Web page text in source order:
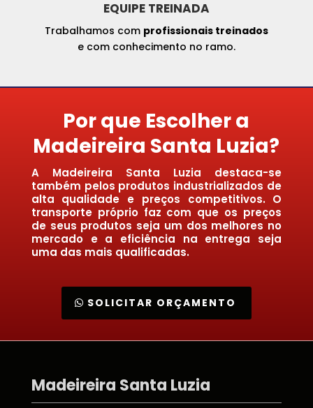
EQUIPE TREINADA
Trabalhamos com profissionais treinados
e com conhecimento no ramo.
Por que Escolher a
Madeireira Santa Luzia?
A Madeireira Santa Luzia destaca-se
também pelos produtos industrializados de
alta qualidade e preços competitivos. O
transporte próprio faz com que os preços
de seus produtos seja um dos melhores no
mercado e a eficiência na entrega seja
uma das mais qualificadas.
SOLICITAR ORÇAMENTO
Madeireira Santa Luzia